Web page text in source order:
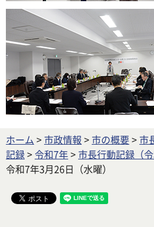
ホーム >市政情報 >市の概要>市
記録>令和7年>市長行動記録（
令和7年3月26日（水曜）